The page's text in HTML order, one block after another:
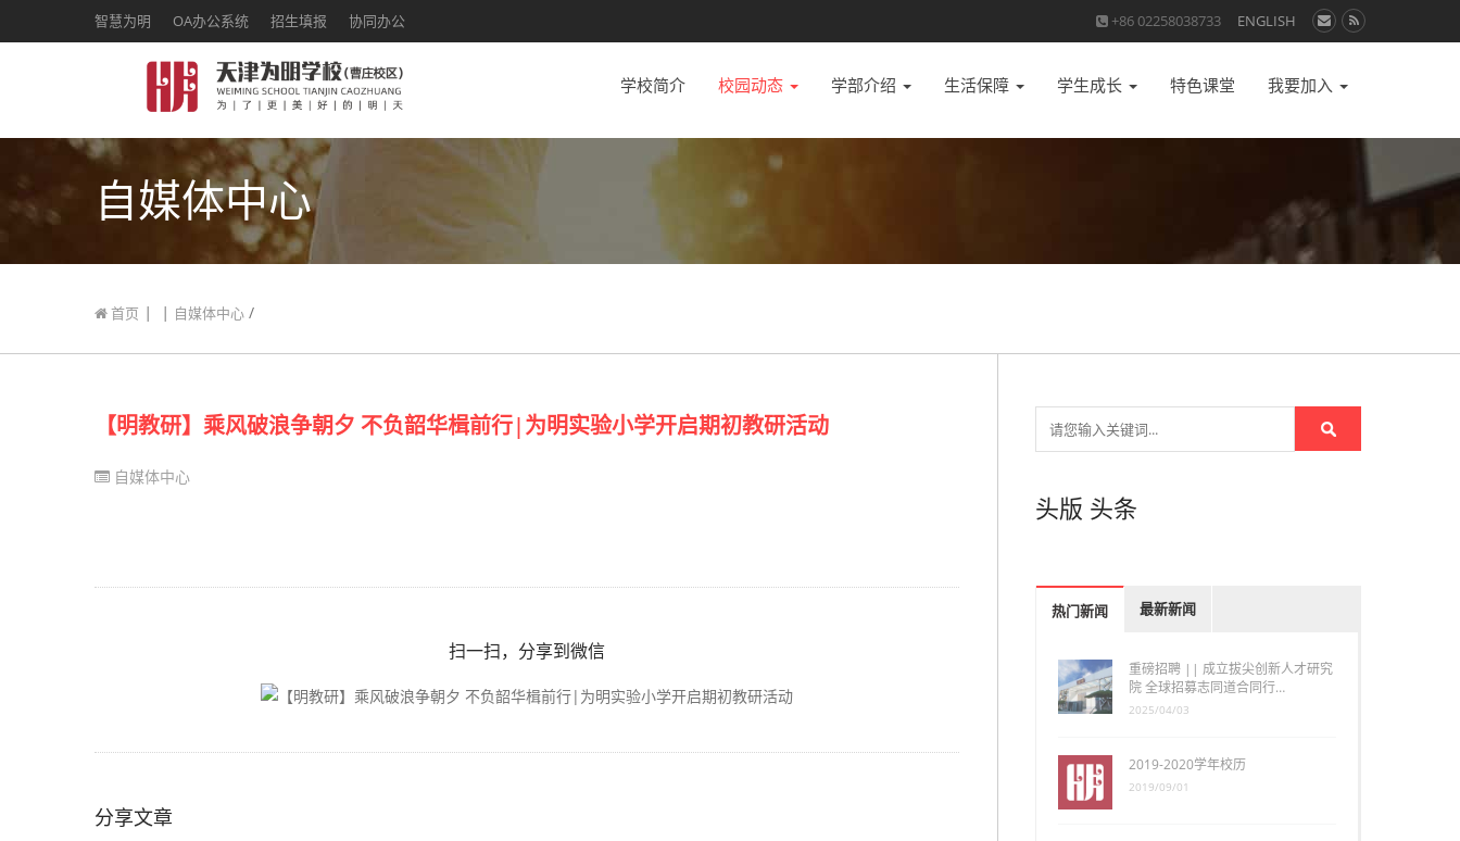
智慧为明 OA办公系统 招生填报 协同办公 +86 02258038733 ENGLISH
学校简介 校园动态 学部介绍 生活保障 学生成长 特色课堂 我要加入
自媒体中心
首页 | | 自媒体中心 /
【明教研】乘风破浪争朝夕 不负韶华楫前行|为明实验小学开启期初教研活动
自媒体中心
扫一扫，分享到微信
分享文章
头版 头条
热门新闻 最新新闻
重磅招聘 || 成立拔尖创新人才研究
院 全球招募志同道合同行…
2025/04/03
2019-2020学年校历
2019/09/01